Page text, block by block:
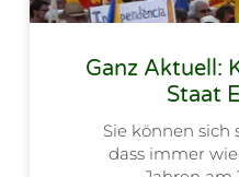
Ganz Aktuell:
Staat
Sie können sich
dass immer